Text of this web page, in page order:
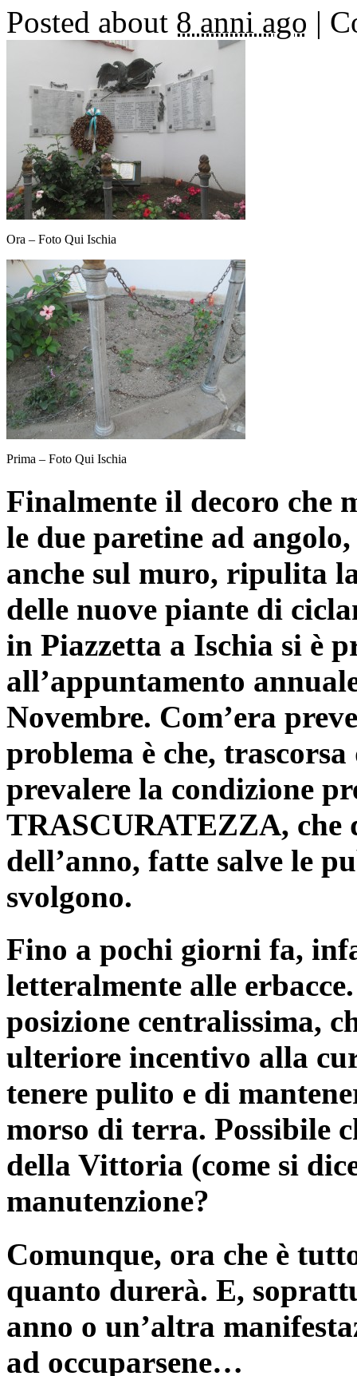
Posted about 8 anni ago |
Ora – Foto Qui Ischia
Prima – Foto Qui Ischia
Finalmente il decoro che
le due paretine ad
anche sul muro, ripulita
delle nuove piante di
in Piazzetta a Ischia si è
all’appuntamento
Novembre. Com’era
problema è che,
prevalere la condizione
TRASCURATEZZA, che
dell’anno, fatte salve le
svolgono.
Fino a pochi giorni fa,
letteralmente alle
posizione centralissima,
ulteriore incentivo alla
tenere pulito e di
morso di terra. Possibile
della Vittoria (come si
manutenzione?
Comunque, ora che è
quanto durerà. E,
anno o un’altra
ad occuparsene…